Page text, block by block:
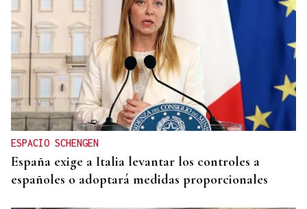
ESPACIO SCHENGEN
España exige a Italia levantar los controles a
españoles o adoptará medidas proporcionales